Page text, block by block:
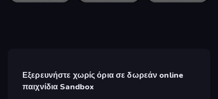
Εξερευνήστε χωρίς όρια σε δωρεάν online
παιχνίδια Sandbox